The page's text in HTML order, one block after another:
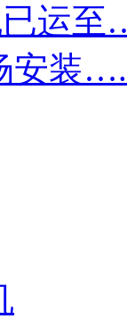
已运至
安装